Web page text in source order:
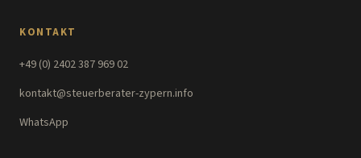
KONTAKT
+49 (0) 2402 387 969 02
kontakt@steuerberater-zypern.info
WhatsApp